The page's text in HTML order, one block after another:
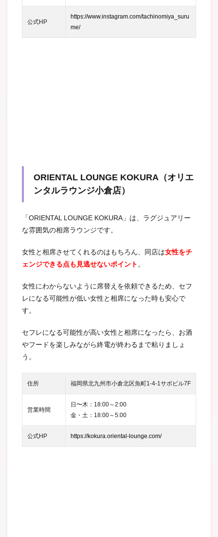
公式HP
https://www.instagram.com/tachinomiya_suru
me/
ORIENTAL LOUNGE KOKURA（オリエ
ンタルラウンジ小倉店）
「ORIENTAL LOUNGE KOKURA」は、ラグジュアリー
な雰囲気の相席ラウンジです。
女性と相席させてくれるのはもちろん、同店は女性をチ
ェンジできる点も見逃せないポイント。
女性にわからないように席替えを依頼できるため、セフ
レになる可能性が低い女性と相席になった時も安心で
す。
セフレになる可能性が高い女性と相席になったら、お酒
やフードを楽しみながら終電が終わるまで粘りましょ
う。
住所 福岡県北九州市小倉北区魚町1-4-1サボビル7F
営業時間
日〜木：18:00～2:00
金・土：18:00～5:00
公式HP https://kokura.oriental-lounge.com/